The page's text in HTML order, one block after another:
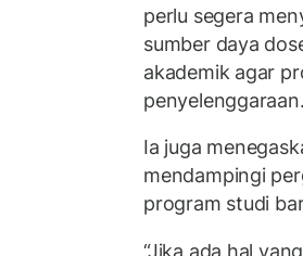
perlu segera
sumber daya
akademik agar
penyelenggaraan.
Ia juga
mendampingi
program studi
“Jika ada hal